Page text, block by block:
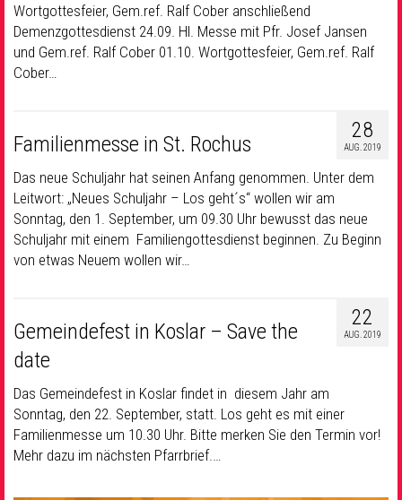
Wortgottesfeier, Gem.ref. Ralf Cober anschließend
Demenzgottesdienst 24.09. Hl. Messe mit Pfr. Josef Jansen
und Gem.ref. Ralf Cober 01.10. Wortgottesfeier, Gem.ref. Ralf
Cober…
28
AUG. 2019
Familienmesse in St. Rochus
Das neue Schuljahr hat seinen Anfang genommen. Unter dem
Leitwort: „Neues Schuljahr – Los geht´s“ wollen wir am
Sonntag, den 1. September, um 09.30 Uhr bewusst das neue
Schuljahr mit einem Familiengottesdienst beginnen. Zu Beginn
von etwas Neuem wollen wir…
22
AUG. 2019
Gemeindefest in Koslar – Save the
date
Das Gemeindefest in Koslar findet in diesem Jahr am
Sonntag, den 22. September, statt. Los geht es mit einer
Familienmesse um 10.30 Uhr. Bitte merken Sie den Termin vor!
Mehr dazu im nächsten Pfarrbrief.…